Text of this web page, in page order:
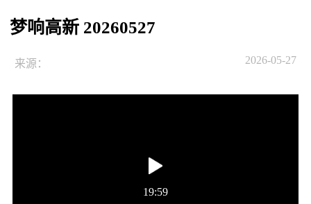
梦响高新 20260527
来源： 2026-05-27
19:59